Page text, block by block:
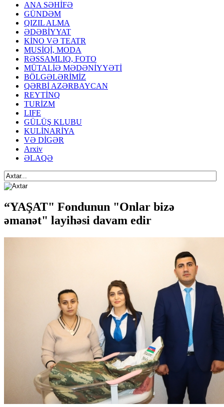
ANA SƏHİFƏ
GÜNDƏM
QIZIL ALMA
ƏDƏBİYYAT
KİNO VƏ TEATR
MUSİQİ, MODA
RƏSSAMLIQ, FOTO
MÜTALİƏ MƏDƏNİYYƏTİ
BÖLGƏLƏRİMİZ
QƏRBİ AZƏRBAYCAN
REYTİNQ
TURİZM
LIFE
GÜLÜŞ KLUBU
KULİNARİYA
VƏ DİGƏR
Arxiv
ƏLAQƏ
“YAŞAT" Fondunun "Onlar bizə
əmanət" layihəsi davam edir